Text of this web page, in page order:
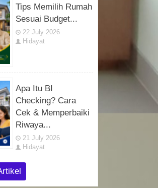
Tips Memilih Rumah
Sesuai Budget...
22 July 2026
Hidayat
Apa Itu BI
Checking? Cara
Cek & Memperbaiki
Riwaya...
21 July 2026
Hidayat